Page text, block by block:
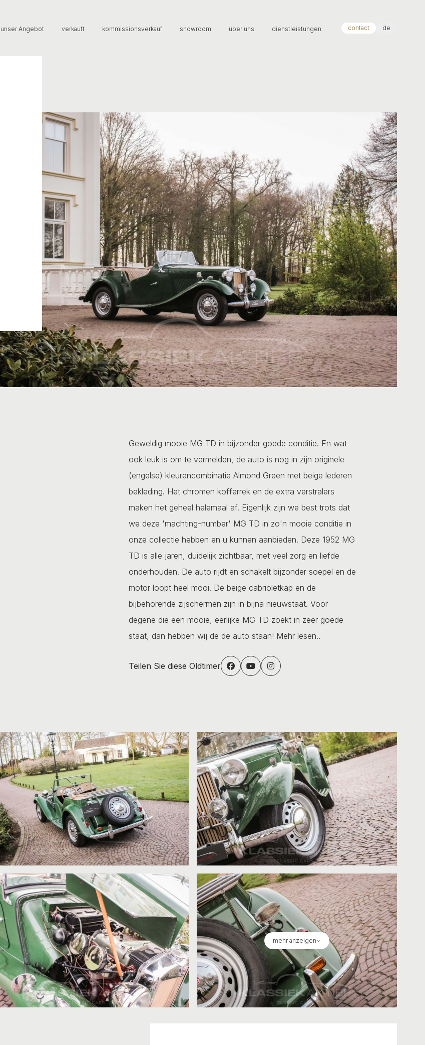
unser Angebot verkauft kommissionsverkauf showroom über uns dienstleistungen contact de
Geweldig mooie MG TD in bijzonder goede conditie. En wat
ook leuk is om te vermelden, de auto is nog in zijn originele
(engelse) kleurencombinatie Almond Green met beige lederen
bekleding. Het chromen kofferrek en de extra verstralers
maken het geheel helemaal af. Eigenlijk zijn we best trots dat
we deze 'machting-number' MG TD in zo'n mooie conditie in
onze collectie hebben en u kunnen aanbieden. Deze 1952 MG
TD is alle jaren, duidelijk zichtbaar, met veel zorg en liefde
onderhouden. De auto rijdt en schakelt bijzonder soepel en de
motor loopt heel mooi. De beige cabrioletkap en de
bijbehorende zijschermen zijn in bijna nieuwstaat. Voor
degene die een mooie, eerlijke MG TD zoekt in zeer goede
staat, dan hebben wij de de auto staan! Mehr lesen..
Teilen Sie diese Oldtimer
mehr anzeigen